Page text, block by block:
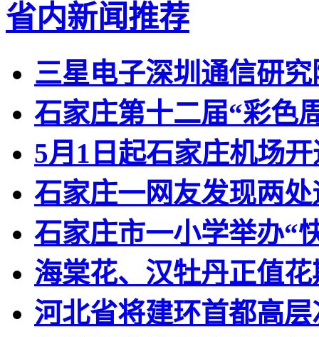
省内新闻推荐
三星电子深圳通信研
石家庄第十二届“彩色
5月1日起石家庄机场
石家庄一网友发现两
石家庄市一小学举办“
海棠花、汉牡丹正值
河北省将建环首都高